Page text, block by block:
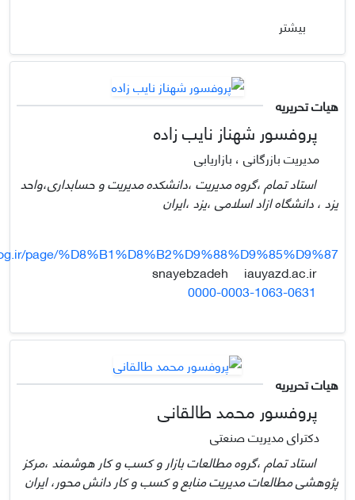
بیشتر
هیات تحریریه
پروفسور شهناز نایب زاده
مدیریت بازرگانی ، بازاریابی
استاد تمام ،گروه مدیریت ،دانشکده مدیریت و حسابداری،واحد
یزد ، دانشگاه ازاد اسلامی ،یزد ،ایران
page/%D8%B1%D8%B2%D9%88%D9%85%D9%87
snayebzadeh
iauyazd.ac.ir
0000-0003-1063-0631
هیات تحریریه
پروفسور محمد طالقانی
دکترای مدیریت صنعتی
استاد تمام ،گروه مطالعات بازار و کسب و کار هوشمند ،مرکز
پژوهشی مطالعات مدیریت منابع و کسب و کار دانش محور، ایران